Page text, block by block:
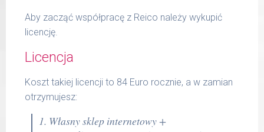
Aby zacząć współpracę z Reico należy wykupić
licencję.
Licencja
Koszt takiej licencji to 84 Euro rocznie, a w zamian
otrzymujesz:
1. Własny sklep internetowy +